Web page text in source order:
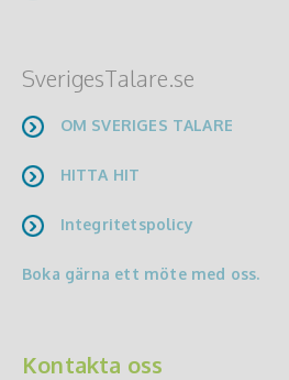
SverigesTalare.se
OM SVERIGES TALARE
HITTA HIT
Integritetspolicy
Boka gärna ett möte med oss.
Kontakta oss